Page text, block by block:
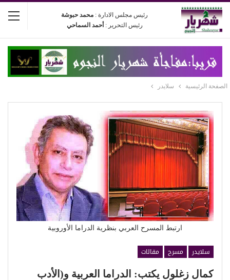
رئيس مجلس الادارة : محمد حبوشة
رئيس التحرير : أحمد السماحي
الصفحة الرئيسية سلايدر
ارتبط المسرح العربي بنظرية الدراما الأوروبية
سلايدر مسرح
مقالات
كمال زغلول يكتب: الدراما العربية و(الأدب